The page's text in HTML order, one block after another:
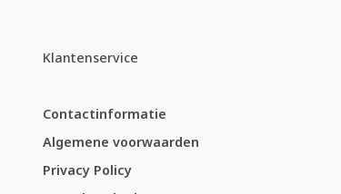
Klantenservice
Contactinformatie
Algemene voorwaarden
Privacy Policy